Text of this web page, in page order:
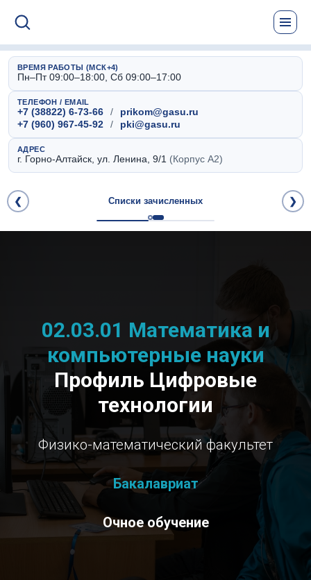
ВРЕМЯ РАБОТЫ (МСК+4)
Пн–Пт 09:00–18:00, Сб 09:00–17:00
ТЕЛЕФОН / EMAIL
+7 (38822) 6-73-66 /
prikom@gasu.ru
+7 (960) 967-45-92
/ pki@gasu.ru
АДРЕС
г. Горно-Алтайск, ул. Ленина, 9/1 (Корпус А2)
❮ Списки зачисленных ❯
02.03.01 Математика и
компьютерные науки
Профиль Цифровые
технологии
Физико-математический факультет
Бакалавриат
Очное обучение